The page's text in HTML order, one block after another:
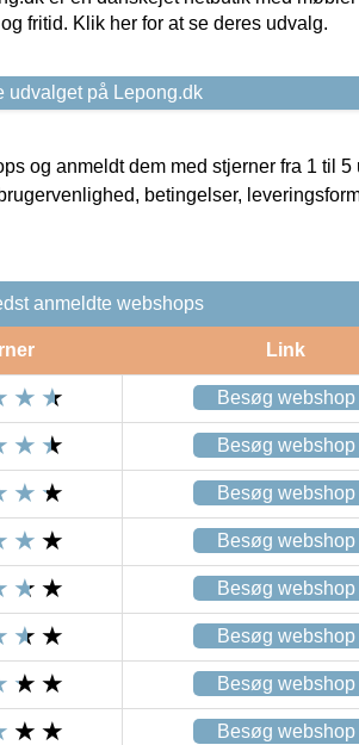
fritid. Klik her for at se deres udvalg.
udvalget på Lepong.dk
og anmeldt dem med stjerner fra 1 til 5
betingelser,
anmeldte webshops
Link
Besøg webshop
Besøg webshop
Besøg webshop
Besøg webshop
Besøg webshop
Besøg webshop
Besøg webshop
Besøg webshop